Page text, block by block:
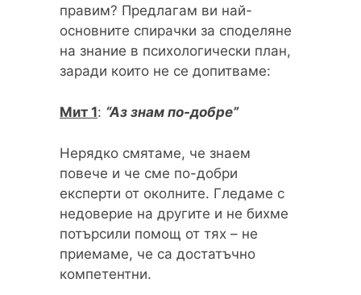
правим? Предлагам ви най-
основните спирачки за споделяне
на знание в психологически план,
заради които не се допитваме:
Мит 1: “Аз знам по-добре”
Нерядко смятаме, че знаем
повече и че сме по-добри
експерти от околните. Гледаме с
недоверие на другите и не бихме
потърсили помощ от тях – не
приемаме, че са достатъчно
компетентни.